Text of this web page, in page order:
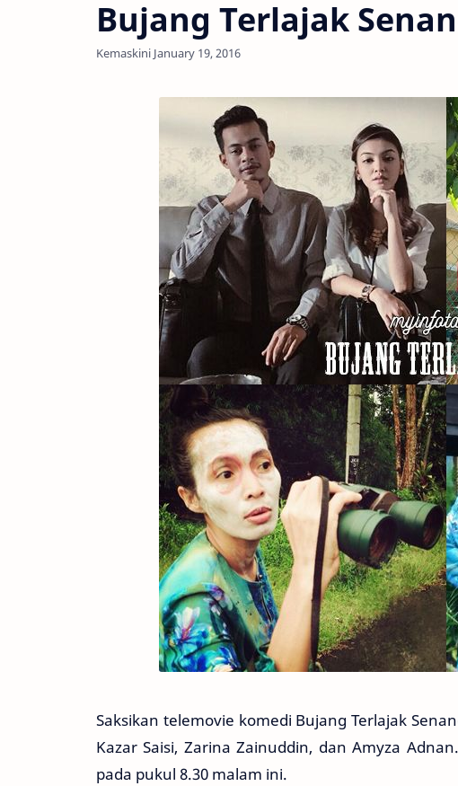
Bujang Terlajak
Saksikan telemovie komedi Bujang Terlajak
Kazar Saisi, Zarina Zainuddin, dan Amyza
pada pukul 8.30 malam ini.